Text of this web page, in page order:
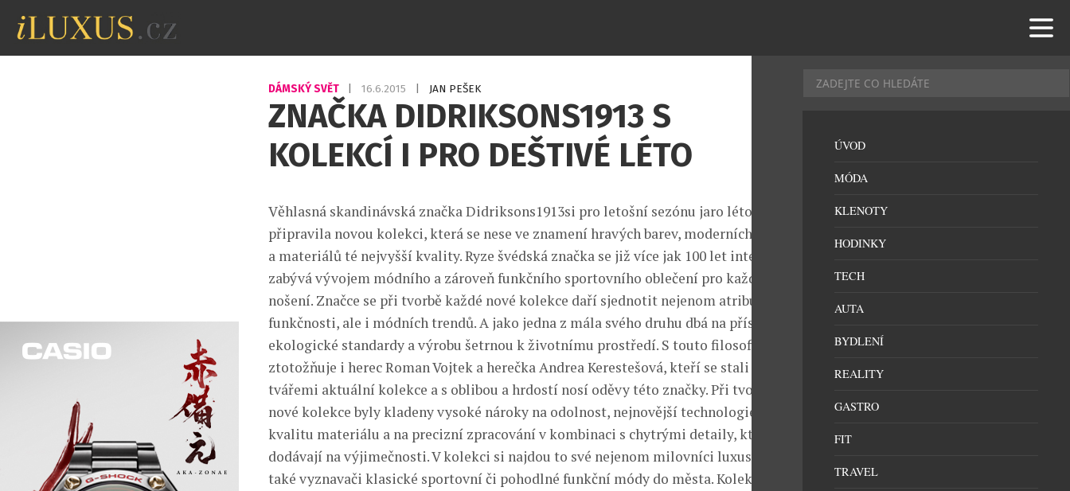
DÁMSKÝ SVĚT 16.6.2015 JAN PEŠEK
ZNAČKA DIDRIKSONS1913 S
KOLEKCÍ I PRO DEŠTIVÉ LÉTO
Věhlasná skandinávská značka Didriksons1913si pro letošní sezónu jaro léto 2015
připravila novou kolekci, která se nese ve znamení hravých barev, moderních střihů
a materiálů té nejvyšší kvality. Ryze švédská značka se již více jak 100 let intenzivně
zabývá vývojem módního a zároveň funkčního sportovního oblečení pro každodenní
nošení. Značce se při tvorbě každé nové kolekce daří sjednotit nejenom atributy
funkčnosti, ale i módních trendů. A jako jedna z mála svého druhu dbá na přísné
ekologické standardy a výrobu šetrnou k životnímu prostředí. S touto filosofií se
ztotožňuje i herec Roman Vojtek a herečka Andrea Kerestešová, kteří se stali
tvářemi aktuální kolekce a s oblibou a hrdostí nosí oděvy této značky. Při tvorbě
nové kolekce byly kladeny vysoké nároky na odolnost, nejnovější technologie,
kvalitu materiálu a na precizní zpracování v kombinaci s chytrými detaily, které jí
dodávají na výjimečnosti. V kolekci si najdou to své nejenom milovníci luxusu, ale
také vyznavači klasické sportovní či pohodlné funkční módy do města. Kolekce jaro
ÚVOD
MÓDA
KLENOTY
HODINKY
TECH
AUTA
BYDLENÍ
REALITY
GASTRO
FIT
TRAVEL